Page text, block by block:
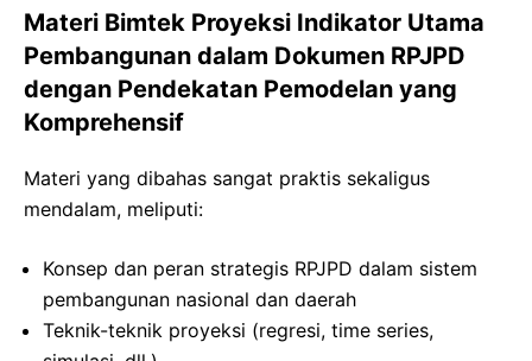
Materi Bimtek Proyeksi Indikator Utama
Pembangunan dalam Dokumen RPJPD
dengan Pendekatan Pemodelan yang
Komprehensif
Materi yang dibahas sangat praktis sekaligus
mendalam, meliputi:
Konsep dan peran strategis RPJPD dalam sistem
pembangunan nasional dan daerah
Teknik-teknik proyeksi (regresi, time series,